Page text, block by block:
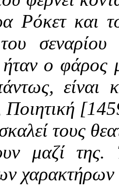
Ρόκετ και
του
ήταν ο
είναι
Ποιητική
τους
μαζί της.